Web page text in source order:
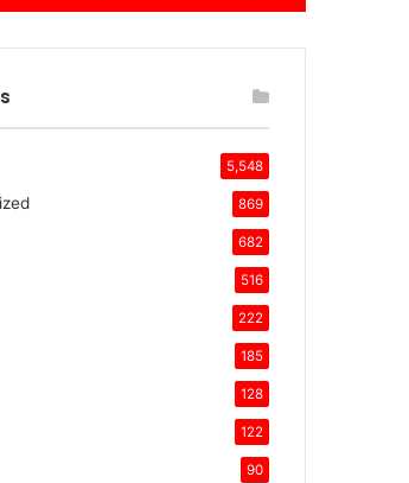
5,548
869
682
516
222
185
128
122
90